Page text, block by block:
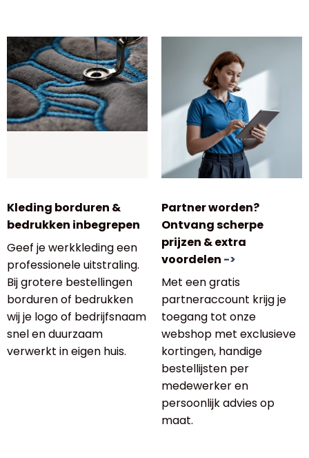
Kleding borduren &
bedrukken inbegrepen
Geef je werkkleding een
professionele uitstraling.
Bij grotere bestellingen
borduren of bedrukken
wij je logo of bedrijfsnaam
snel en duurzaam
verwerkt in eigen huis.
Partner worden?
Ontvang scherpe
prijzen & extra
voordelen ->
Met een gratis
partneraccount krijg je
toegang tot onze
webshop met exclusieve
kortingen, handige
bestellijsten per
medewerker en
persoonlijk advies op
maat.